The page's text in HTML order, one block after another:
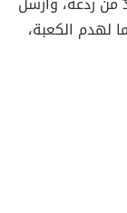
لهدم الكعبة،